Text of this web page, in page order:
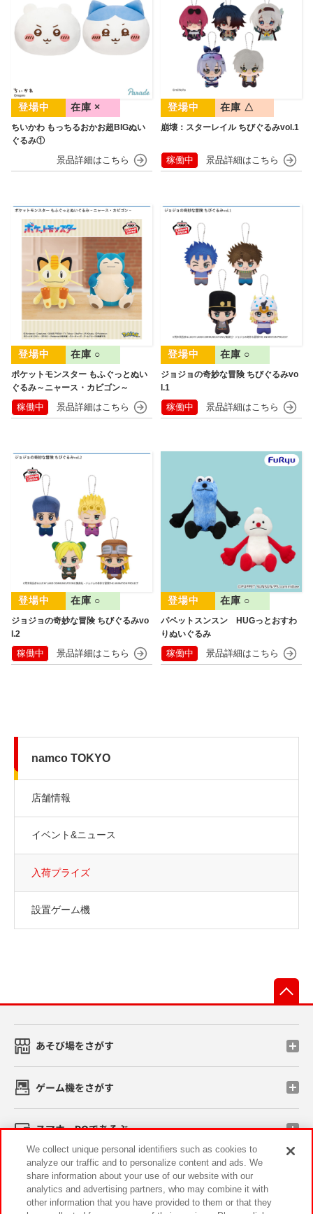
ちいかわ もっちるおかお超BIGぬい
ぐるみ①
在庫 ×
崩壊：スターレイル ちびぐるみvol.1
在庫 △
稼働中
ポケットモンスター もふぐっとぬい
ぐるみ～ニャース・カビゴン～
在庫 ○
稼働中
ジョジョの奇妙な冒険 ちびぐるみvo
l.1
在庫 ○
稼働中
ジョジョの奇妙な冒険 ちびぐるみvo
l.2
在庫 ○
稼働中
パペットスンスン HUGっとおすわ
りぬいぐるみ
在庫 ○
稼働中
namco TOKYO
店舗情報
イベント&ニュース
入荷プライズ
設置ゲーム機
あそび場をさがす
ゲーム機をさがす
スマホ・PCであそぶ
イベント・キャンペーン
We collect unique personal identifiers such as cookies to
analyze our traffic and to personalize content and ads. We
share information about your use of our website with our
analytics and advertising partners, who may combine it with
other information that you have provided to them or that they